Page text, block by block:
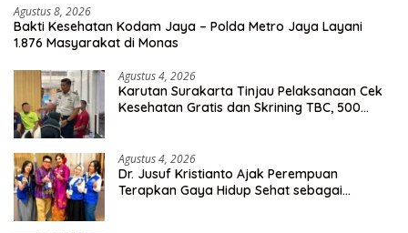
Agustus 8, 2026
Bakti Kesehatan Kodam Jaya – Polda Metro Jaya Layani
1.876 Masyarakat di Monas
Agustus 4, 2026
Karutan Surakarta Tinjau Pelaksanaan Cek
Kesehatan Gratis dan Skrining TBC, 500
Agustus 4, 2026
Dr. Jusuf Kristianto Ajak Perempuan
Terapkan Gaya Hidup Sehat sebagai